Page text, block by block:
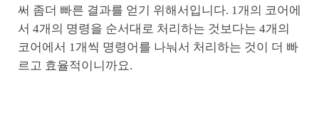
써 좀더 빠른 결과를 얻기 위해서입니다. 1개의 코어에
서 4개의 명령을 순서대로 처리하는 것보다는 4개의
코어에서 1개씩 명령어를 나눠서 처리하는 것이 더 빠
르고 효율적이니까요.